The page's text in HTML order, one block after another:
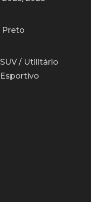
Preto
SUV / Utilitário
Esportivo